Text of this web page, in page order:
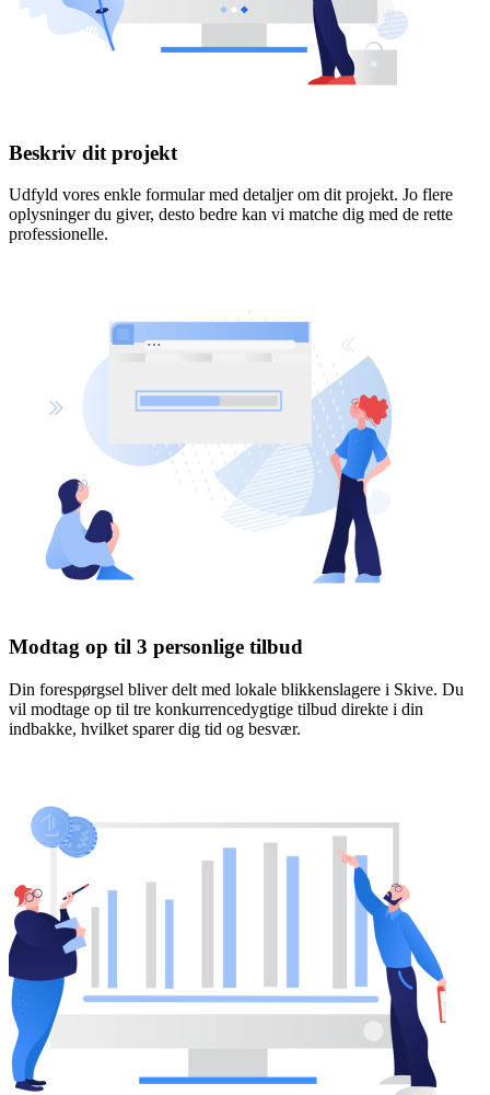
Beskriv dit projekt
Udfyld vores enkle formular med detaljer om dit projekt. Jo flere
oplysninger du giver, desto bedre kan vi matche dig med de rette
professionelle.
Modtag op til 3 personlige tilbud
Din forespørgsel bliver delt med lokale blikkenslagere i Skive. Du
vil modtage op til tre konkurrencedygtige tilbud direkte i din
indbakke, hvilket sparer dig tid og besvær.